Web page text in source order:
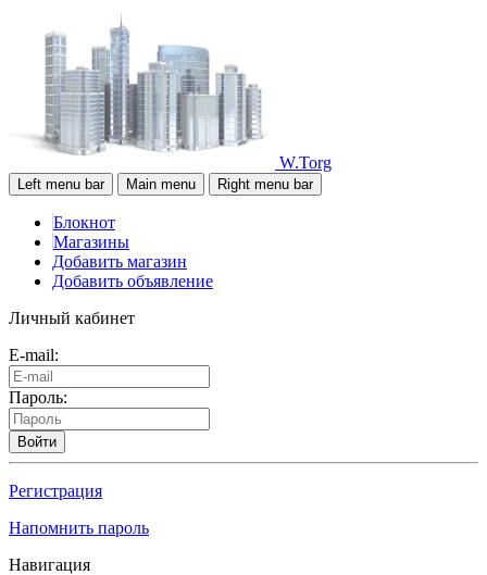
W.Torg
Left menu bar Main menu Right menu bar
Блокнот
Магазины
Добавить магазин
Добавить объявление
Личный кабинет
E-mail:
Пароль:
Войти
Регистрация
Напомнить пароль
Навигация